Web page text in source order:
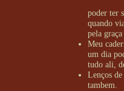
poder ter
quando
pela
Meu
um dia
tudo ali,
Lenços
tambem.